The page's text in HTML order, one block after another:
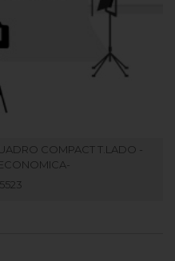
COMPACT T.LADO -